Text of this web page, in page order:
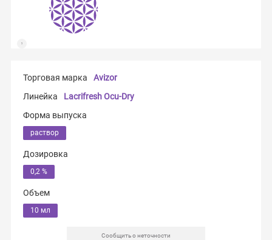
Торговая марка
Avizor
Линейка
Lacrifresh Ocu-Dry
Форма выпуска
раствор
Дозировка
0,2 %
Объем
10 мл
Сообщить о неточности